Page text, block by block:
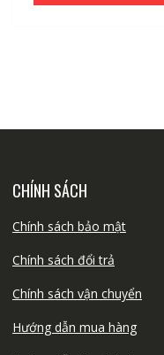
CHÍNH SÁCH
Chính sách bảo mật
Chính sách đổi trả
Chính sách vận chuyển
Hướng dẫn mua hàng